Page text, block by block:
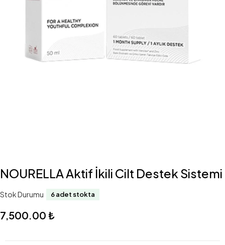
NOURELLA Aktif İkili Cilt Destek Sistemi
Stok Durumu 6 adet stokta
7,500.00 ₺